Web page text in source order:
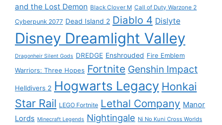
and the Lost Demon Black Clover M Call of Duty Warzone 2
Cyberpunk 2077 Dead Island 2 Diablo 4 Dislyte
Disney Dreamlight Valley
Dragonheir Silent Gods DREDGE Enshrouded Fire Emblem
Warriors: Three Hopes Fortnite Genshin Impact
Helldivers 2 Hogwarts Legacy Honkai
Star Rail LEGO Fortnite Lethal Company Manor
Lords Minecraft Legends Nightingale Ni No Kuni Cross Worlds